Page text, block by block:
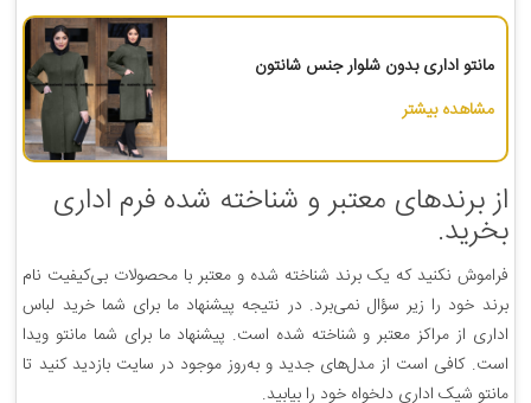
مانتو اداری بدون شلوار جنس شانتون
مشاهده بیشتر
از برندهای معتبر و شناخته شده فرم اداری
بخرید.
فراموش نکنید که یک برند شناخته شده و معتبر با محصولات بی‌کیفیت نام
برند خود را زیر سؤال نمی‌برد. در نتیجه پیشنهاد ما برای شما خرید لباس
اداری از مراکز معتبر و شناخته شده است. پیشنهاد ما برای شما مانتو ویدا
است. کافی است از مدل‌های جدید و به‌روز موجود در سایت بازدید کنید تا
مانتو شیک اداری دلخواه خود را بیابید.